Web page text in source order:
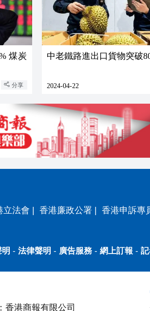
煤炭
分享
中老鐵路進出口貨物突破
2024-04-22
立法會 香港廉政公署 香港申訴專
- 法律聲明 - 廣告服務- 網上訂報 -
香港商報有限公司